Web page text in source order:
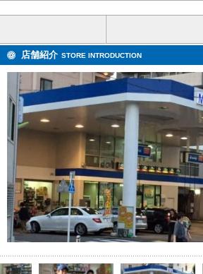
店舗紹介 STORE INTRODUCTION